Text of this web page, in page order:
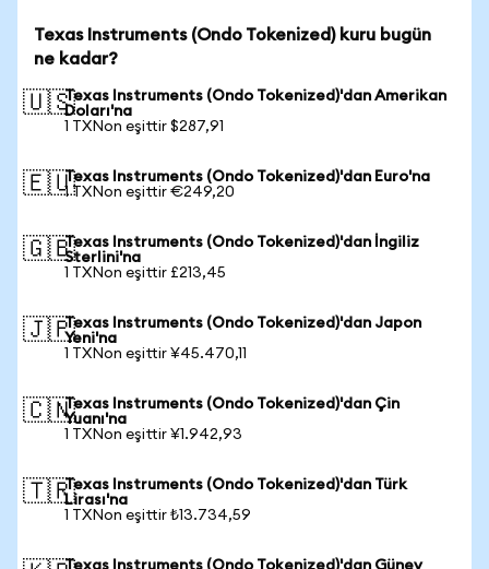
Texas Instruments (Ondo Tokenized) kuru bugün
ne kadar?
🇺🇸Texas Instruments (Ondo Tokenized)'dan Amerikan
Doları'na
1 TXNon eşittir $287,91
🇪🇺Texas Instruments (Ondo Tokenized)'dan Euro'na
1 TXNon eşittir €249,20
🇬🇧Texas Instruments (Ondo Tokenized)'dan İngiliz
Sterlini'na
1 TXNon eşittir £213,45
🇯🇵Texas Instruments (Ondo Tokenized)'dan Japon
Yeni'na
1 TXNon eşittir ¥45.470,11
🇨🇳Texas Instruments (Ondo Tokenized)'dan Çin
Yuanı'na
1 TXNon eşittir ¥1.942,93
🇹🇷Texas Instruments (Ondo Tokenized)'dan Türk
Lirası'na
1 TXNon eşittir ₺13.734,59
Texas Instruments (Ondo Tokenized)'dan Güney